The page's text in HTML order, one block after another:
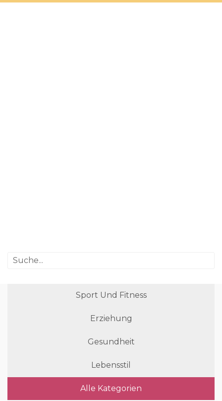
Sport Und Fitness
Erziehung
Gesundheit
Lebensstil
Alle Kategorien